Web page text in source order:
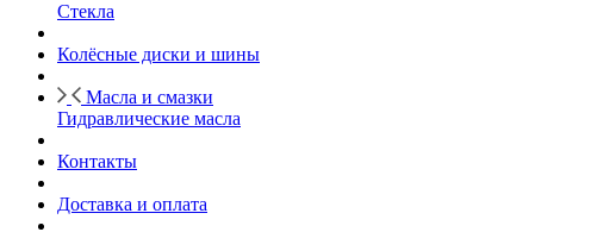
Стекла
Колёсные диски и шины
Масла и смазки
Гидравлические масла
Контакты
Доставка и оплата